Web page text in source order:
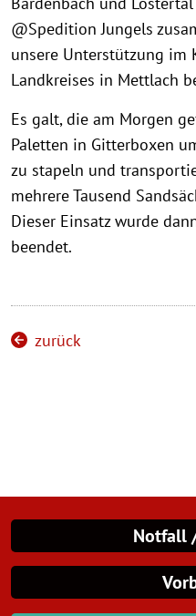
@Spedition Jungels
unsere Unterstützung im
Landkreises in Mettlach
Es galt, die am Morgen
Paletten in Gitterboxen
zu stapeln und
mehrere Tausend
Dieser Einsatz wurde
beendet.
zurück
Notfall